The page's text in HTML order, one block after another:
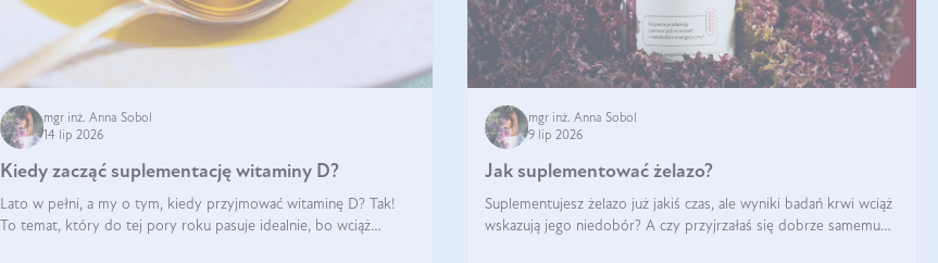
mgr inż. Anna Sobol
14 lip 2026
Kiedy zacząć suplementację witaminy D?
Lato w pełni, a my o tym, kiedy przyjmować witaminę D? Tak!
To temat, który do tej pory roku pasuje idealnie, bo wciąż
mgr inż. Anna Sobol
9 lip 2026
Jak suplementować żelazo?
Suplementujesz żelazo już jakiś czas, ale wyniki badań krwi wciąż
wskazują jego niedobór? A czy przyjrzałaś się dobrze samemu